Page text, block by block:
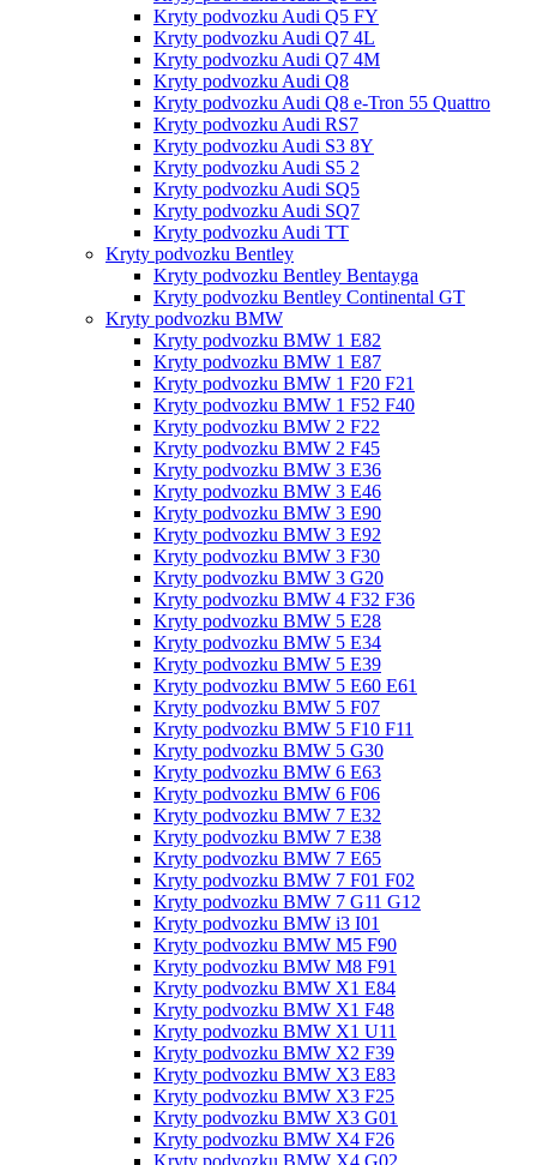
Kryty podvozku Audi Q5 FY
Kryty podvozku Audi Q7 4L
Kryty podvozku Audi Q7 4M
Kryty podvozku Audi Q8
Kryty podvozku Audi Q8 e-Tron 55 Quattro
Kryty podvozku Audi RS7
Kryty podvozku Audi S3 8Y
Kryty podvozku Audi S5 2
Kryty podvozku Audi SQ5
Kryty podvozku Audi SQ7
Kryty podvozku Audi TT
Kryty podvozku Bentley
Kryty podvozku Bentley Bentayga
Kryty podvozku Bentley Continental GT
Kryty podvozku BMW
Kryty podvozku BMW 1 E82
Kryty podvozku BMW 1 E87
Kryty podvozku BMW 1 F20 F21
Kryty podvozku BMW 1 F52 F40
Kryty podvozku BMW 2 F22
Kryty podvozku BMW 2 F45
Kryty podvozku BMW 3 E36
Kryty podvozku BMW 3 E46
Kryty podvozku BMW 3 E90
Kryty podvozku BMW 3 E92
Kryty podvozku BMW 3 F30
Kryty podvozku BMW 3 G20
Kryty podvozku BMW 4 F32 F36
Kryty podvozku BMW 5 E28
Kryty podvozku BMW 5 E34
Kryty podvozku BMW 5 E39
Kryty podvozku BMW 5 E60 E61
Kryty podvozku BMW 5 F07
Kryty podvozku BMW 5 F10 F11
Kryty podvozku BMW 5 G30
Kryty podvozku BMW 6 E63
Kryty podvozku BMW 6 F06
Kryty podvozku BMW 7 E32
Kryty podvozku BMW 7 E38
Kryty podvozku BMW 7 E65
Kryty podvozku BMW 7 F01 F02
Kryty podvozku BMW 7 G11 G12
Kryty podvozku BMW i3 I01
Kryty podvozku BMW M5 F90
Kryty podvozku BMW M8 F91
Kryty podvozku BMW X1 E84
Kryty podvozku BMW X1 F48
Kryty podvozku BMW X1 U11
Kryty podvozku BMW X2 F39
Kryty podvozku BMW X3 E83
Kryty podvozku BMW X3 F25
Kryty podvozku BMW X3 G01
Kryty podvozku BMW X4 F26
Kryty podvozku BMW X4 G02